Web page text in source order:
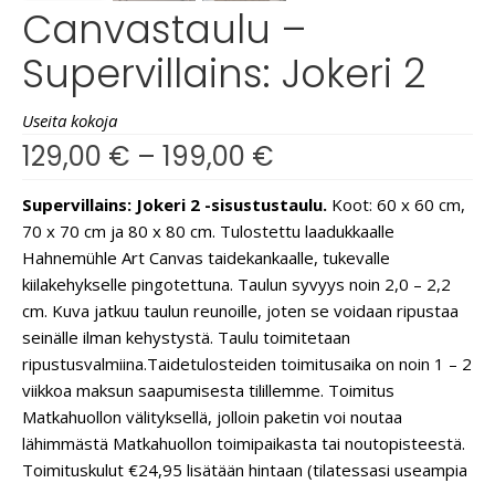
Canvastaulu –
Supervillains: Jokeri 2
Useita kokoja
129,00 € – 199,00 €
Supervillains: Jokeri 2 -sisustustaulu. Koot: 60 x 60 cm,
70 x 70 cm ja 80 x 80 cm. Tulostettu laadukkaalle
Hahnemühle Art Canvas taidekankaalle, tukevalle
kiilakehykselle pingotettuna. Taulun syvyys noin 2,0 – 2,2
cm. Kuva jatkuu taulun reunoille, joten se voidaan ripustaa
seinälle ilman kehystystä. Taulu toimitetaan
ripustusvalmiina.Taidetulosteiden toimitusaika on noin 1 – 2
viikkoa maksun saapumisesta tilillemme. Toimitus
Matkahuollon välityksellä, jolloin paketin voi noutaa
lähimmästä Matkahuollon toimipaikasta tai noutopisteestä.
Toimituskulut €24,95 lisätään hintaan (tilatessasi useampia